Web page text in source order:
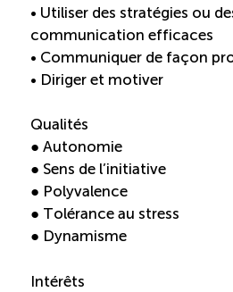
• Utiliser des stratégies ou
communication efficaces
• Communiquer de façon
• Diriger et motiver
Qualités
● Autonomie
● Sens de l’initiative
● Polyvalence
● Tolérance au stress
● Dynamisme
Intérêts